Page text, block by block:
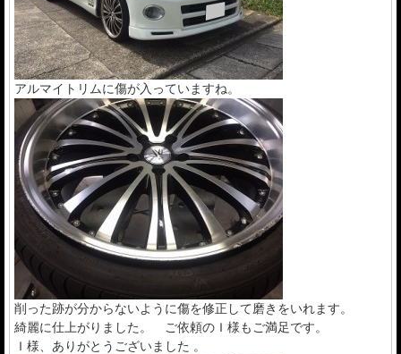
アルマイトリムに傷が入っていますね。
削った跡が分からないように傷を修正して磨きをいれます。
綺麗に仕上がりました。 ご依頼のＩ様もご満足です。
Ｉ様、ありがとうございました 。